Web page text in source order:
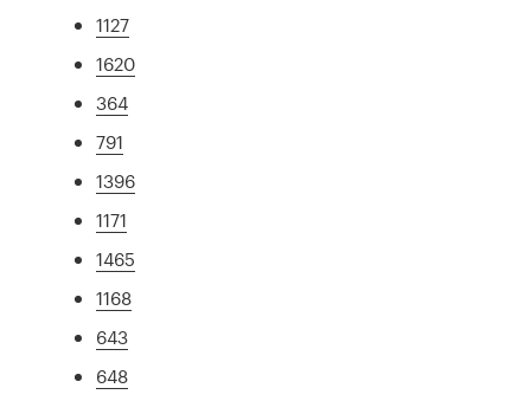
1127
1620
364
791
1396
1171
1465
1168
643
648